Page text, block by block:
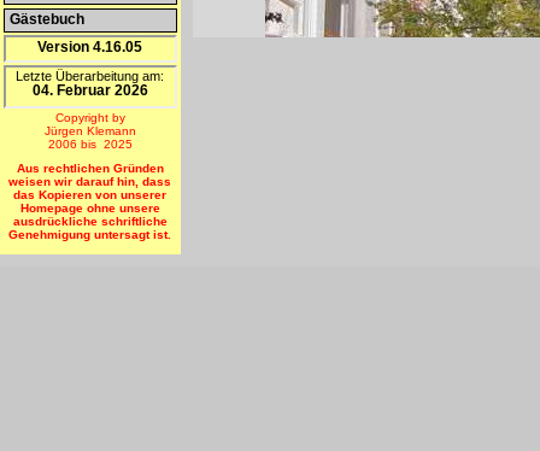
Gästebuch
Version 4.16.05
Letzte Überarbeitung am:
04. Februar 2026
Copyright by
Jürgen Klemann
2006 bis 2025
Aus rechtlichen Gründen
weisen wir darauf hin, dass
das Kopieren von unserer
Homepage ohne unsere
ausdrückliche schriftliche
Genehmigung untersagt ist.